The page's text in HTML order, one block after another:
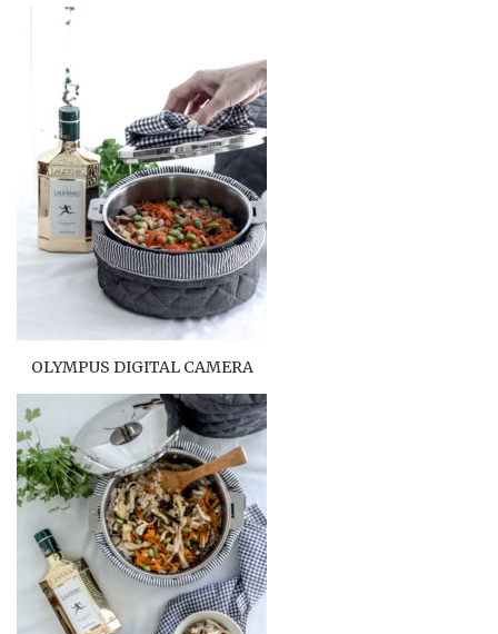
OLYMPUS DIGITAL CAMERA